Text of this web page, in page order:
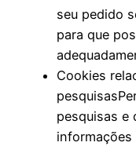
seu pedido
para que
Cookies
pesquisas e